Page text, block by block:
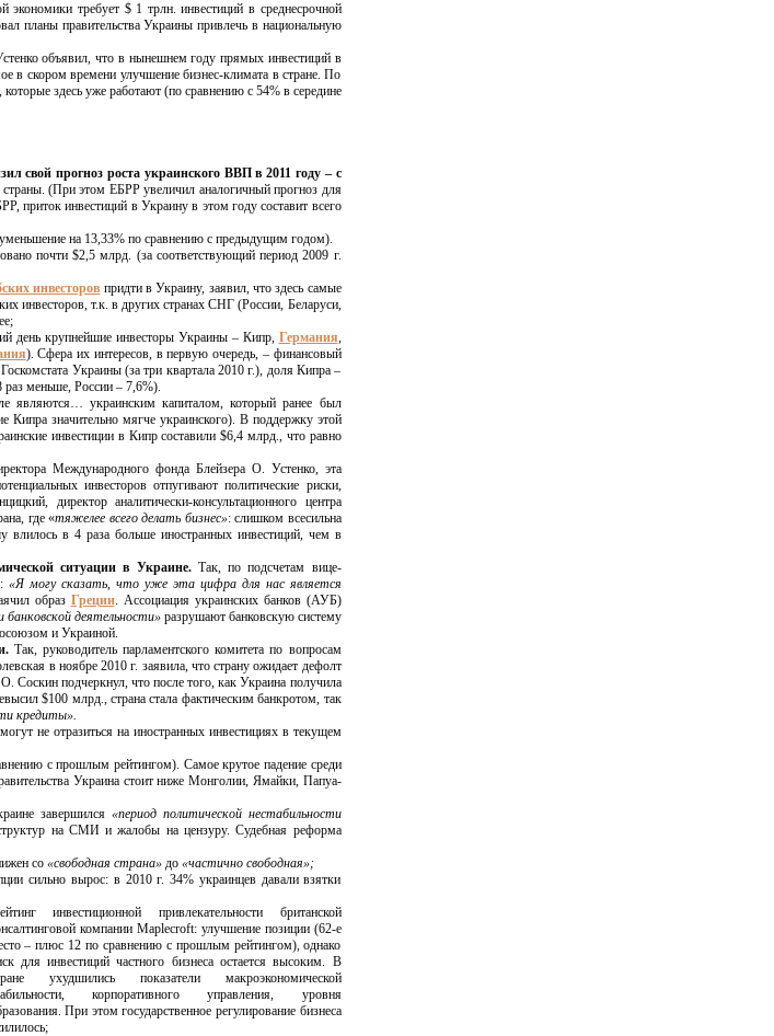
требует $ 1 трлн. инвестиций в среднесрочной
планы правительства Украины привлечь в национальную
объявил, что в нынешнем году прямых инвестиций в
в скором времени улучшение бизнес-климата в стране. По
здесь уже работают (по сравнению с 54% в середине
свой прогноз роста украинского ВВП в 2011 году – с
страны. (При этом ЕБРР увеличил аналогичный прогноз для
приток инвестиций в Украину в этом году составит всего
на 13,33% по сравнению с предыдущим годом).
почти $2,5 млрд. (за соответствующий период 2009 г.
инвесторов придти в Украину, заявил, что здесь самые
инвесторов, т.к. в других странах СНГ (России, Беларуси,
день крупнейшие инвесторы Украины – Кипр, Германия,
). Сфера их интересов, в первую очередь, – финансовый
Украины (за три квартала 2010 г.), доля Кипра –
меньше, России – 7,6%).
являются… украинским капиталом, который ранее был
Кипра значительно мягче украинского). В поддержку этой
инвестиции в Кипр составили $6,4 млрд., что равно
Международного фонда Блейзера О. Устенко, эта
инвесторов отпугивают политические риски,
директор аналитически-консультационного центра
где «тяжелее всего делать бизнес»: слишком всесильна
в 4 раза больше иностранных инвестиций, чем в
ситуации в Украине.Так, по подсчетам вице-
«Я могу сказать, что уже эта цифра для нас является
образ Греции. Ассоциация украинских банков (АУБ)
банковской деятельности»разрушают банковскую систему
и Украиной.
Так, руководитель парламентского комитета по вопросам
в ноябре 2010 г. заявила, что страну ожидает дефолт
Соскин подчеркнул, что после того, как Украина получила
$100 млрд., страна стала фактическим банкротом, так
кредиты».
не отразиться на иностранных инвестициях в текущем
с прошлым рейтингом). Самое крутое падение среди
Украина стоит ниже Монголии, Ямайки, Папуа-
завершился «период политической нестабильности
на СМИ и жалобы на цензуру. Судебная реформа
со «свободная страна»до «частично свободная»;
сильно вырос: в 2010 г. 34% украинцев давали взятки
инвестиционной привлекательности британской
компании Maplecroft: улучшение позиции (62-е
– плюс 12 по сравнению с прошлым рейтингом), однако
для инвестиций частного бизнеса остается высоким. В
ухудшились показатели макроэкономической
корпоративного управления, уровня
При этом государственное регулирование бизнеса